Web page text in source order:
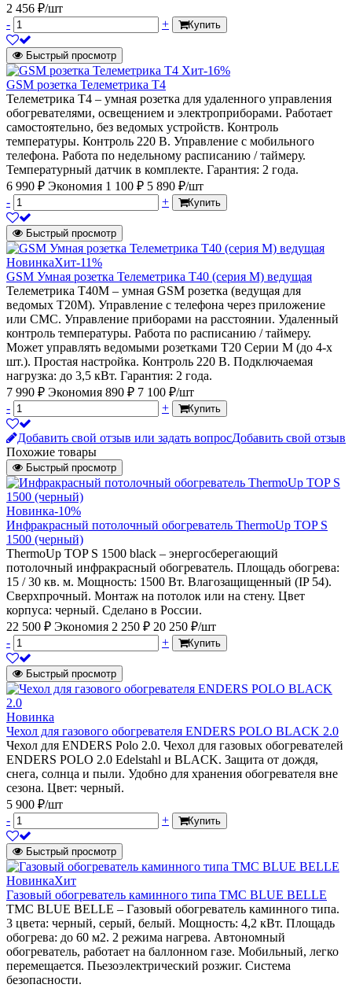
2 456 ₽/шт
-
+ Купить
Быстрый просмотр
Хит-16%
GSM розетка Телеметрика Т4
Телеметрика Т4 – умная розетка для удаленного управления
обогревателями, освещением и электроприборами. Работает
самостоятельно, без ведомых устройств. Контроль
температуры. Контроль 220 В. Управление с мобильного
телефона. Работа по недельному расписанию / таймеру.
Температурный датчик в комплекте. Гарантия: 2 года.
6 990 ₽ Экономия 1 100 ₽ 5 890 ₽/шт
-
+ Купить
Быстрый просмотр
НовинкаХит-11%
GSM Умная розетка Телеметрика Т40 (серия М) ведущая
Телеметрика Т40М – умная GSM розетка (ведущая для
ведомых Т20М). Управление с телефона через приложение
или СМС. Управление приборами на расстоянии. Удаленный
контроль температуры. Работа по расписанию / таймеру.
Может управлять ведомыми розетками Т20 Серии М (до 4-х
шт.). Простая настройка. Контроль 220 В. Подключаемая
нагрузка: до 3,5 кВт. Гарантия: 2 года.
7 990 ₽ Экономия 890 ₽ 7 100 ₽/шт
-
+ Купить
Добавить свой отзыв или задать вопросДобавить свой отзыв
Похожие товары
Быстрый просмотр
Новинка-10%
Инфракрасный потолочный обогреватель ThermoUp TOP S
1500 (черный)
ThermoUp TOP S 1500 black – энергосберегающий
потолочный инфракрасный обогреватель. Площадь обогрева:
15 / 30 кв. м. Мощность: 1500 Вт. Влагозащищенный (IP 54).
Сверхпрочный. Монтаж на потолок или на стену. Цвет
корпуса: черный. Сделано в России.
22 500 ₽ Экономия 2 250 ₽ 20 250 ₽/шт
-
+ Купить
Быстрый просмотр
Новинка
Чехол для газового обогревателя ENDERS POLO BLACK 2.0
Чехол для ENDERS Polo 2.0. Чехол для газовых обогревателей
ENDERS POLO 2.0 Edelstahl и BLACK. Защита от дождя,
снега, солнца и пыли. Удобно для хранения обогревателя вне
сезона. Цвет: черный.
5 900 ₽/шт
-
+ Купить
Быстрый просмотр
НовинкаХит
Газовый обогреватель каминного типа TMC BLUE BELLE
TMC BLUE BELLE – Газовый обогреватель каминного типа.
3 цвета: черный, серый, белый. Мощность: 4,2 кВт. Площадь
обогрева: до 60 м2. 2 режима нагрева. Автономный
обогреватель, работает на баллонном газе. Мобильный, легко
перемещается. Пьезоэлектрический розжиг. Система
безопасности.